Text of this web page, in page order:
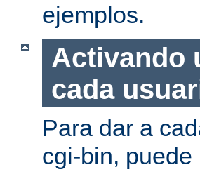
ejemplos.
Activando
cada
Para dar a
cgi-bin,